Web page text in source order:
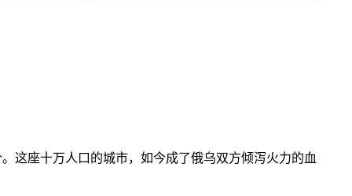
这座十万人口的城市，如今成了俄乌双方倾泻火力的血